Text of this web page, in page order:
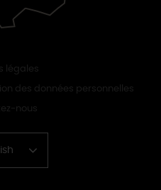
légales
des données personnelles
nous